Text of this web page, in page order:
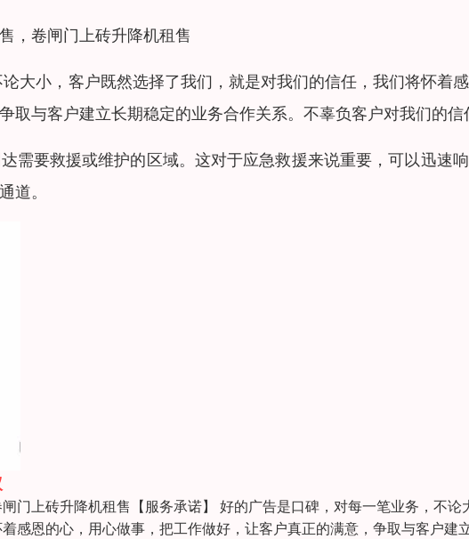
，卷闸门上砖升降机租售
大小，客户既然选择了我们，就是对我们的信任，我们将怀着
取与客户建立长期稳定的业务合作关系。不辜负客户对我们的信
需要救援或维护的区域。这对于应急救援来说重要，可以迅速
道。
门上砖升降机租售【服务承诺】 好的广告是口碑，对每一笔业务，不论
感恩的心，用心做事，把工作做好，让客户真正的满意，争取与客户建